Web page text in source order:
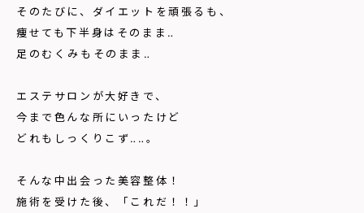
そのたびに、ダイエットを頑張るも、
痩せても下半身はそのまま‥
足のむくみもそのまま‥
エステサロンが大好きで、
今まで色んな所にいったけど
どれもしっくりこず‥‥。
そんな中出会った美容整体！
施術を受けた後、「これだ！！」